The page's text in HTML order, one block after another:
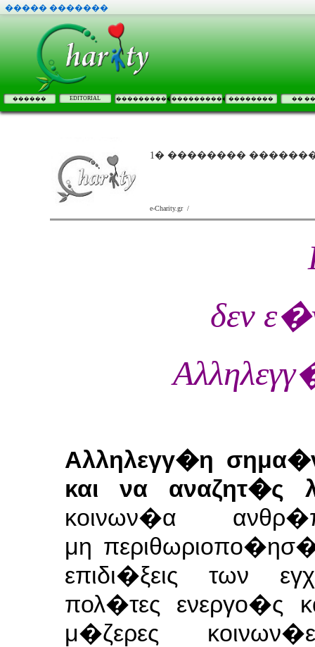
����� �������
������ EDITORIAL �������������������� �������� ��
1� ��������
e-Charity.gr /
δεν
Αλληλεγγ�η
και να αναζητ�ς
κοινων�α
μη
επιδι�ξεις των
πολ�τες ενεργο�ς
μ�ζερες